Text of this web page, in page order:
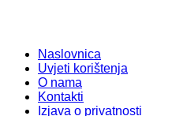
Naslovnica
Uvjeti korištenja
O nama
Kontakti
Izjava o privatnosti